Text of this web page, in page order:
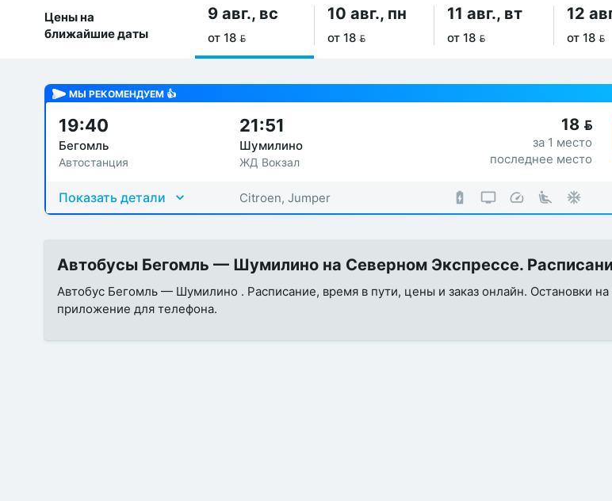
Цены на
ближайшие даты
9 авг., вс
от 18 
10 авг., пн
от 18 
11 авг., вт
от 18 
12
от 18 
МЫ РЕКОМЕНДУЕМ 👍
19:40
Бегомль
Автостанция
21:51
Шумилино
ЖД Вокзал
18 
за 1 место
последнее место
Показать детали Citroen, Jumper
Автобусы Бегомль — Шумилино на Северном Экспрессе.
Автобус Бегомль — Шумилино . Расписание, время в пути, цены и заказ онлайн. Остановки на
приложение для телефона.